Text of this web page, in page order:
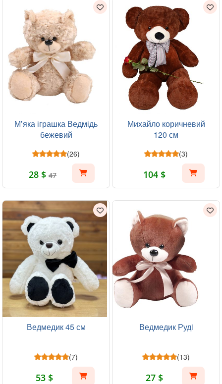
Мʼяка іграшка Ведмідь
бежевий
(26)
28 $ 47
Михайло коричневий
120 см
(3)
104 $
Ведмедик 45 см
(7)
53 $
Ведмедик Рудi
(13)
27 $